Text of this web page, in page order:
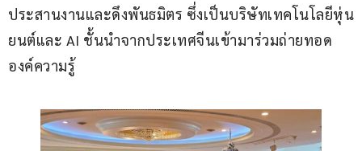
ประสานงานและดึงพันธมิตร ซึ่งเป็นบริษัทเทคโนโลยีหุ่น
ยนต์และ AI ชั้นนำจากประเทศจีนเข้ามาร่วมถ่ายทอด
องค์ความรู้